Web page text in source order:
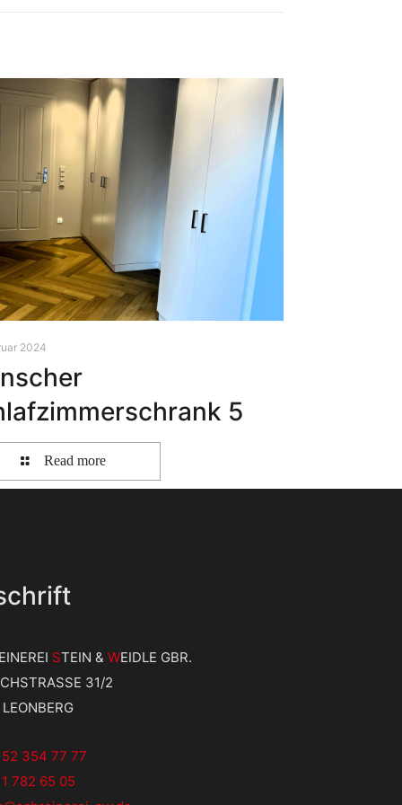
2024
5
Read more
STEIN & WEIDLE GBR.
31/2
354 77 77
782 65 05